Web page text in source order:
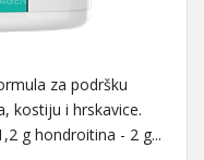
za podršku
kostiju i hrskavice.
g hondroitina - 2 g...